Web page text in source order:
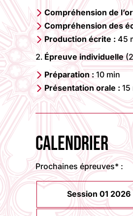
Compréhension de
Compréhension des
Production écrite : 45
Épreuve individuelle
Préparation :10 min
Présentation orale : 15
CALENDRIER
Prochaines épreuves* :
Session 01 2026